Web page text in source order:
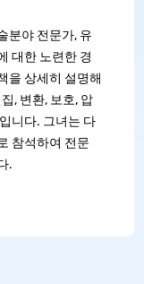
분야 전문가, 유
대한 노련한 경
을 상세히 설명해
, 변환, 보호, 압
니다. 그녀는 다
참석하여 전문
.